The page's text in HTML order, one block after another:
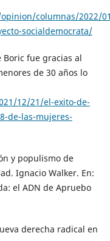
columnas/2022/
socialdemocrata/
Boric fue gracias al
de 30 años lo
12/21/el-exito-de-
de-las-mujeres-
y populismo de
Ignacio Walker. En:
el ADN de Apruebo
derecha radical en